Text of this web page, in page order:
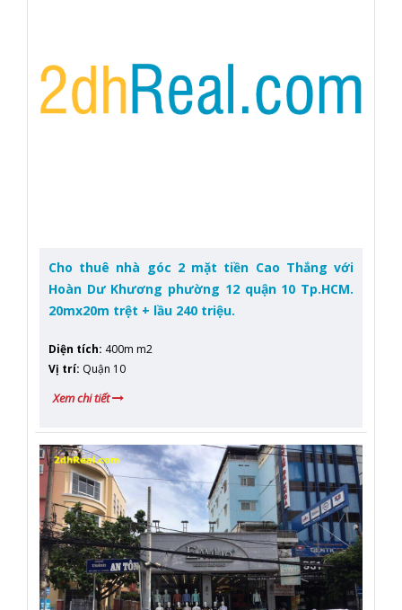
Cho thuê nhà góc 2 mặt tiền Cao Thắng với
Hoàn Dư Khương phường 12 quận 10 Tp.HCM.
20mx20m trệt + lầu 240 triệu.
Diện tích: 400m m2
Vị trí: Quận 10
Xem chi tiết